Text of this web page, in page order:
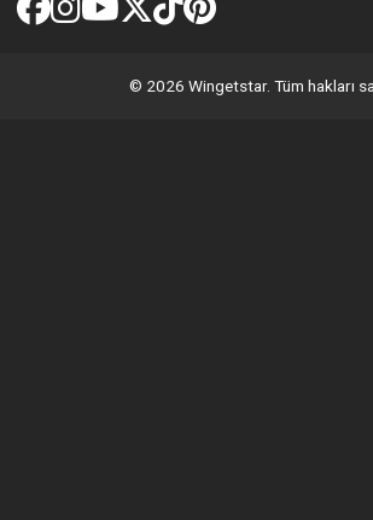
© 2026 Wingetstar. Tüm hakları